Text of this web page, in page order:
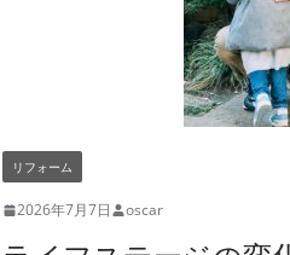
リフォーム
2026年7月7日 oscar